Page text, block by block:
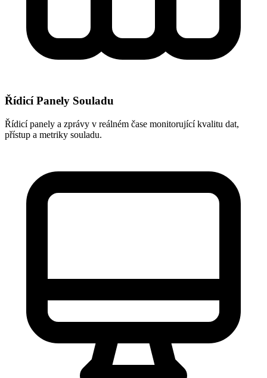
Řídicí Panely Souladu
Řídicí panely a zprávy v reálném čase monitorující kvalitu dat,
přístup a metriky souladu.